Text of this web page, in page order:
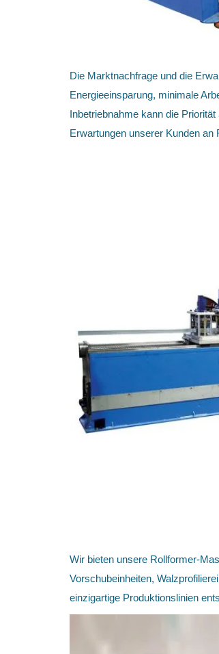
Die Marktnachfrage und die
Energieeinsparung, minimale
Inbetriebnahme kann die
Erwartungen unserer Kunden an
Wir bieten unsere Rollformer-
Vorschubeinheiten,
einzigartige Produktionslinien